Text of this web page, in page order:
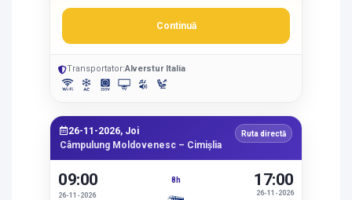
Continuă
Transportator:Alverstur Italia
26-11-2026, Joi
Câmpulung Moldovenesc – Cimişlia
Ruta directă
09:00
26-11-2026
8h
26-11-2026
17:00